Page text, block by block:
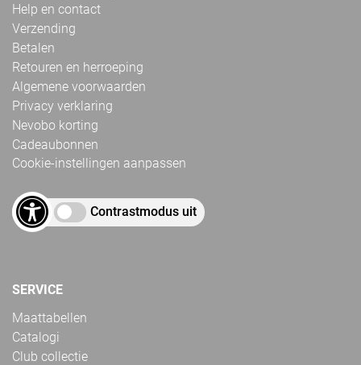
Help en contact
Verzending
Betalen
Retouren en herroeping
Algemene voorwaarden
Privacy verklaring
Nevobo korting
Cadeaubonnen
Cookie-instellingen aanpassen
Contrastmodus uit
SERVICE
Maattabellen
Catalogi
Club collectie